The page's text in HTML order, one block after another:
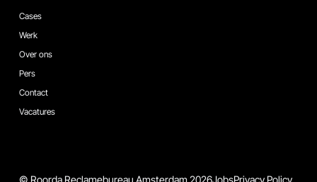
Cases
Werk
Over ons
Pers
Contact
Vacatures